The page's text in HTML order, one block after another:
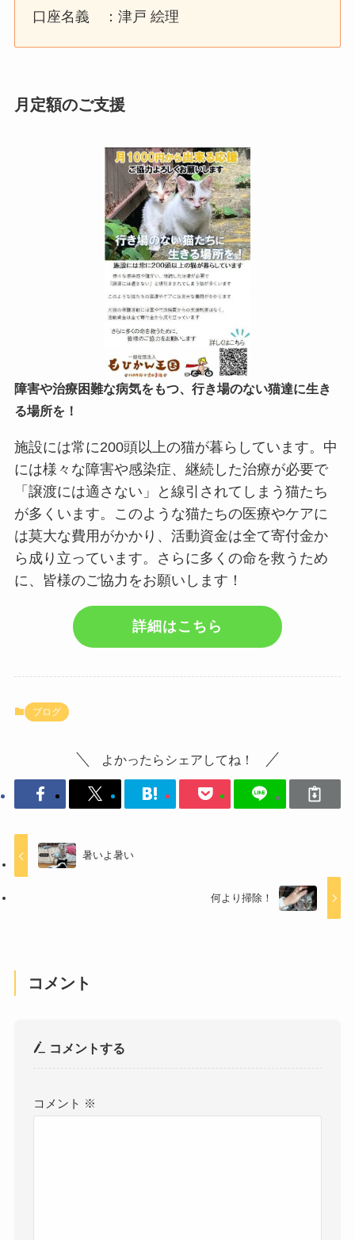
口座名義 ：津戸 絵理
月定額のご支援
障害や治療困難な病気をもつ、行き場のない猫達に生き
る場所を！
施設には常に200頭以上の猫が暮らしています。中
には様々な障害や感染症、継続した治療が必要で
「譲渡には適さない」と線引されてしまう猫たち
が多くいます。このような猫たちの医療やケアに
は莫大な費用がかかり、活動資金は全て寄付金か
ら成り立っています。さらに多くの命を救うため
に、皆様のご協力をお願いします！
詳細はこちら
ブログ
よかったらシェアしてね！
暑いよ暑い
何より掃除！
コメント
コメントする
コメント ※